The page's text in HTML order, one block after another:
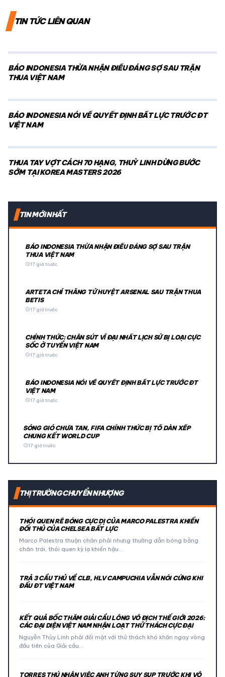
TIN TỨC LIÊN QUAN
BÁO INDONESIA THỪA NHẬN ĐIỀU ĐÁNG SỢ SAU TRẬN
THUA VIỆT NAM
BÁO INDONESIA NÓI VỀ QUYẾT ĐỊNH BẤT LỰC TRƯỚC ĐT
VIỆT NAM
THUA TAY VỢT CÁCH 70 HẠNG, THUỲ LINH DỪNG BƯỚC
SỚM TẠI KOREA MASTERS 2026
TIN MỚI NHẤT
BÁO INDONESIA THỪA NHẬN ĐIỀU ĐÁNG SỢ SAU TRẬN
THUA VIỆT NAM
schedule17 giờ trước
ARTETA CHỈ THẲNG TỬ HUYỆT ARSENAL SAU TRẬN THUA
BETIS
schedule17 giờ trước
CHÍNH THỨC: CHÂN SÚT VĨ ĐẠI NHẤT LỊCH SỬ BỊ LOẠI CỰC
SỐC Ở TUYỂN VIỆT NAM
schedule17 giờ trước
BÁO INDONESIA NÓI VỀ QUYẾT ĐỊNH BẤT LỰC TRƯỚC ĐT
VIỆT NAM
schedule17 giờ trước
SÓNG GIÓ CHƯA TAN, FIFA CHÍNH THỨC BỊ TỐ DÀN XẾP
CHUNG KẾT WORLD CUP
schedule17 giờ trước
THỊ TRƯỜNG CHUYỂN NHƯỢNG
THÓI QUEN RÊ BÓNG CỰC DỊ CỦA MARCO PALESTRA KHIẾN
ĐỐI THỦ CỦA CHELSEA BẤT LỰC
Marco Palestra thuận chân phải nhưng thường dẫn bóng bằng
chân trái, thói quen kỳ lạ khiến hậu…
TRẢ 3 CẦU THỦ VỀ CLB, HLV CAMPUCHIA VẪN NÓI CỨNG KHI
ĐẤU ĐT VIỆT NAM
KẾT QUẢ BỐC THĂM GIẢI CẦU LÔNG VÔ ĐỊCH THẾ GIỚI 2026:
CÁC ĐẠI DIỆN VIỆT NAM NHẬN LOẠT THỬ THÁCH CỰC ĐẠI
Nguyễn Thùy Linh phải đối mặt với thử thách khó khăn ngay vòng
đầu tiên của Giải cầu…
TORRES THÚ NHẬN VIỆC ANH TỪNG SUY SỤP TRƯỚC KHI VÔ